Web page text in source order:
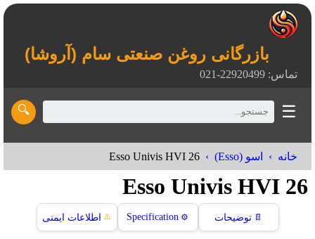
بازرگانی روغن صنعتی سام (آروشا)
تماس: 22920499-021
☰
🔍
خانه اسو (Esso) Esso Univis HVI 26
Esso Univis HVI 26
📄 توضیحات ⚙️
Specification
⚠️ اطلاعات ایمنی